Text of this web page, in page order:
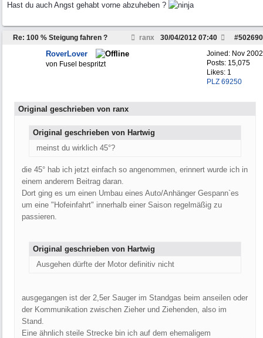
Hast du auch Angst gehabt vorne abzuheben ?
Re: 100 % Steigung fahren ? ranx #502690
30/04/2012 07:40
Joined: Nov 2002
Posts: 15,075
Likes: 1
PLZ 69250
RoverLover
von Fusel bespritzt
Original geschrieben von ranx
Original geschrieben von Hartwig
meinst du wirklich 45°?
die 45° hab ich jetzt einfach so angenommen, erinnert wurde ich in
einem anderem Beitrag daran.
Dort ging es um einen Umbau eines Auto/Anhänger Gespann`es
um eine "Hofeinfahrt" innerhalb einer Saison regelmäßig zu
passieren.
Original geschrieben von Hartwig
Ausgehen dürfte der Motor definitiv nicht
ausgegangen ist der 2,5er Sauger im Standgas beim anseilen oder
der Kommunikation zwischen Zieher und Ziehenden, also im
Stand.
Eine ähnlich steile Strecke bin ich auf dem ehemaligem